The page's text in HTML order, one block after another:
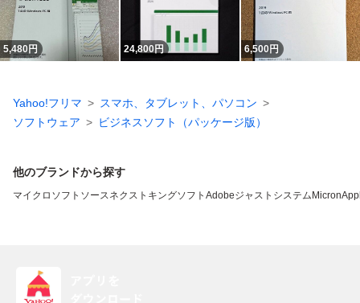
5,480円 24,800円 6,500円
Yahoo!フリマ
スマホ、タブレット、パソコン
ソフトウェア
ビジネスソフト（パッケージ版）
他のブランドから探す
マイクロソフト ソースネクスト キングソフト Adobeジャストシステム Micron